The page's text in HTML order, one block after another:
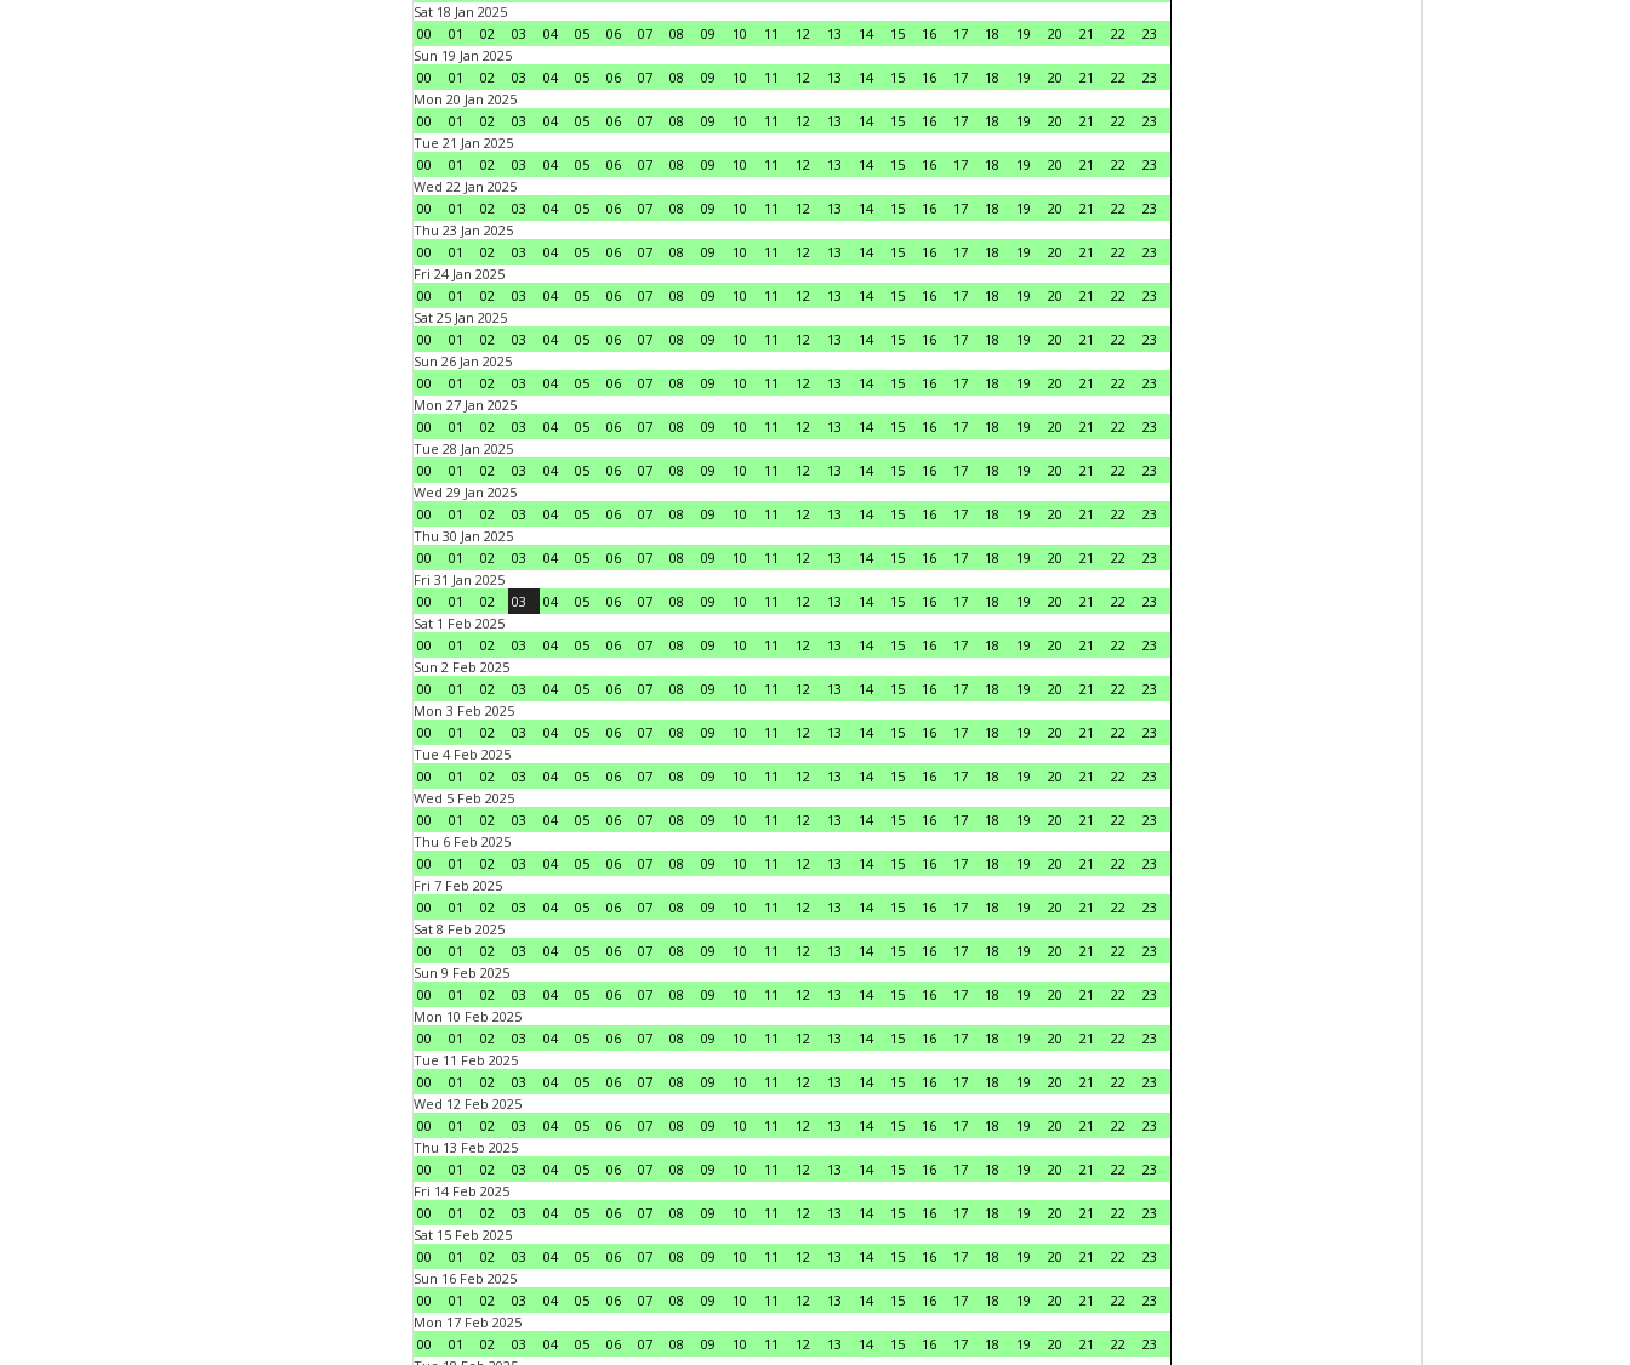
Sat 18 Jan 2025
00
01 02 03 04 05 06 07 08 09 10 11 12 13 14 15 16 17 18 19 20 21 22
23
Sun 19 Jan 2025
00
01 02 03 04 05 06 07 08 09 10 11 12 13 14 15 16 17 18 19 20 21 22
23
Mon 20 Jan 2025
00
01 02 03 04 05 06 07 08 09 10 11 12 13 14 15 16 17 18 19 20 21 22
23
Tue 21 Jan 2025
00
01 02 03 04 05 06 07 08 09 10 11 12 13 14 15 16 17 18 19 20 21 22
23
Wed 22 Jan 2025
00
01 02 03 04 05 06 07 08 09 10 11 12 13 14 15 16 17 18 19 20 21 22
23
Thu 23 Jan 2025
00
01 02 03 04 05 06 07 08 09 10 11 12 13 14 15 16 17 18 19 20 21 22
23
Fri 24 Jan 2025
00
01 02 03 04 05 06 07 08 09 10 11 12 13 14 15 16 17 18 19 20 21 22
23
Sat 25 Jan 2025
00
01 02 03 04 05 06 07 08 09 10 11 12 13 14 15 16 17 18 19 20 21 22
23
Sun 26 Jan 2025
00
01 02 03 04 05 06 07 08 09 10 11 12 13 14 15 16 17 18 19 20 21 22
23
Mon 27 Jan 2025
00
01 02 03 04 05 06 07 08 09 10 11 12 13 14 15 16 17 18 19 20 21 22
23
Tue 28 Jan 2025
00
01 02 03 04 05 06 07 08 09 10 11 12 13 14 15 16 17 18 19 20 21 22
23
Wed 29 Jan 2025
00
01 02 03 04 05 06 07 08 09 10 11 12 13 14 15 16 17 18 19 20 21 22
23
Thu 30 Jan 2025
00
01 02 03 04 05 06 07 08 09 10 11 12 13 14 15 16 17 18 19 20 21 22
23
Fri 31 Jan 2025
00
01 02 03 04 05 06 07 08 09 10 11 12 13 14 15 16 17 18 19 20 21 22
23
Sat 1 Feb 2025
00
01 02 03 04 05 06 07 08 09 10 11 12 13 14 15 16 17 18 19 20 21 22
23
Sun 2 Feb 2025
00
01 02 03 04 05 06 07 08 09 10 11 12 13 14 15 16 17 18 19 20 21 22
23
Mon 3 Feb 2025
00
01 02 03 04 05 06 07 08 09 10 11 12 13 14 15 16 17 18 19 20 21 22
23
Tue 4 Feb 2025
00
01 02 03 04 05 06 07 08 09 10 11 12 13 14 15 16 17 18 19 20 21 22
23
Wed 5 Feb 2025
00
01 02 03 04 05 06 07 08 09 10 11 12 13 14 15 16 17 18 19 20 21 22
23
Thu 6 Feb 2025
00
01 02 03 04 05 06 07 08 09 10 11 12 13 14 15 16 17 18 19 20 21 22
23
Fri 7 Feb 2025
00
01 02 03 04 05 06 07 08 09 10 11 12 13 14 15 16 17 18 19 20 21 22
23
Sat 8 Feb 2025
00
01 02 03 04 05 06 07 08 09 10 11 12 13 14 15 16 17 18 19 20 21 22
23
Sun 9 Feb 2025
00
01 02 03 04 05 06 07 08 09 10 11 12 13 14 15 16 17 18 19 20 21 22
23
Mon 10 Feb 2025
00
01 02 03 04 05 06 07 08 09 10 11 12 13 14 15 16 17 18 19 20 21 22
23
Tue 11 Feb 2025
00
01 02 03 04 05 06 07 08 09 10 11 12 13 14 15 16 17 18 19 20 21 22
23
Wed 12 Feb 2025
00
01 02 03 04 05 06 07 08 09 10 11 12 13 14 15 16 17 18 19 20 21 22
23
Thu 13 Feb 2025
00
01 02 03 04 05 06 07 08 09 10 11 12 13 14 15 16 17 18 19 20 21 22
23
Fri 14 Feb 2025
00
01 02 03 04 05 06 07 08 09 10 11 12 13 14 15 16 17 18 19 20 21 22
23
Sat 15 Feb 2025
00
01 02 03 04 05 06 07 08 09 10 11 12 13 14 15 16 17 18 19 20 21 22
23
Sun 16 Feb 2025
00
01 02 03 04 05 06 07 08 09 10 11 12 13 14 15 16 17 18 19 20 21 22
23
Mon 17 Feb 2025
00
01 02 03 04 05 06 07 08 09 10 11 12 13 14 15 16 17 18 19 20 21 22
23